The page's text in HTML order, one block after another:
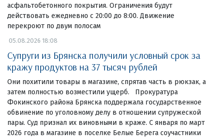
асфальтобетонного покрытия. Ограничения будут
действовать ежедневно с 20:00 до 8:00. Движение
перекроют по двум полосам
05.08.2026 18:08
Супруги из Брянска получили условный срок за
кражу продуктов на 37 тысяч рублей
Они похитили товары в магазине, спрятав часть в рюкзак, а
затем полностью возместили ущерб. Прокуратура
Фокинского района Брянска поддержала государственное
обвинение по уголовному делу в отношении супружеской
пары. Суд признал их виновными в краже. С января по март
2026 года в магазине в поселке Белые Берега соучастники